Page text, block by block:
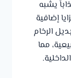
يشبه
إضافية
الرخام
مما